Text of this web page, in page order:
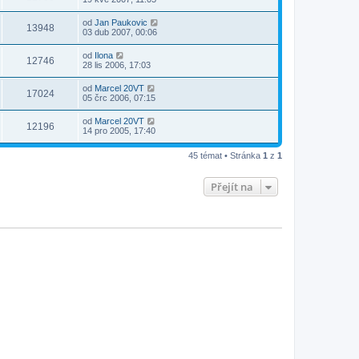
13948 od Jan Paukovic
03 dub 2007, 00:06
12746 od Ilona
28 lis 2006, 17:03
17024 od Marcel 20VT
05 črc 2006, 07:15
12196 od Marcel 20VT
14 pro 2005, 17:40
45 témat • Stránka 1 z 1
Přejít na